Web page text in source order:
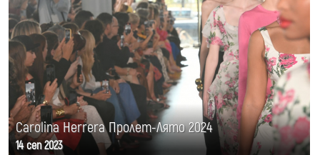
Carolina Herrera Пролет-Лято 2024
14 сеп 2023